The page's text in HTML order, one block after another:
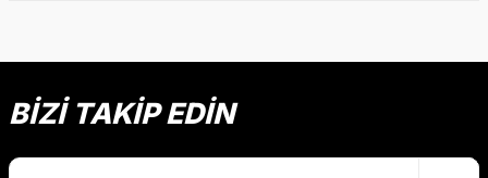
BİZİ TAKİP EDİN